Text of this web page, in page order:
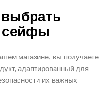
сейфы
магазине, вы получаете
адаптированный для
их важных